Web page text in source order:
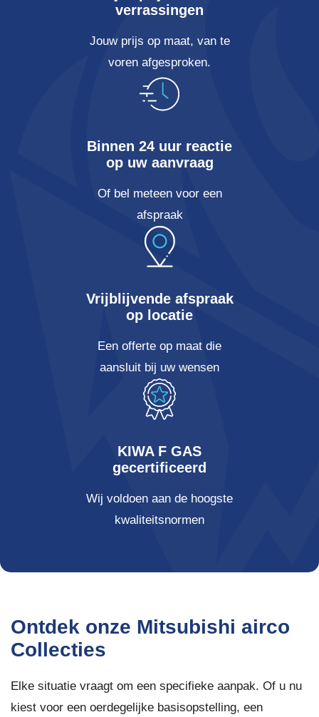
verrassingen
Jouw prijs op maat, van te
voren afgesproken.
Binnen 24 uur reactie
op uw aanvraag
Of bel meteen voor een
afspraak
Vrijblijvende afspraak
op locatie
Een offerte op maat die
aansluit bij uw wensen
KIWA F GAS
gecertificeerd
Wij voldoen aan de hoogste
kwaliteitsnormen
Ontdek onze Mitsubishi airco
Collecties
Elke situatie vraagt om een specifieke aanpak. Of u nu
kiest voor een oerdegelijke basisopstelling, een